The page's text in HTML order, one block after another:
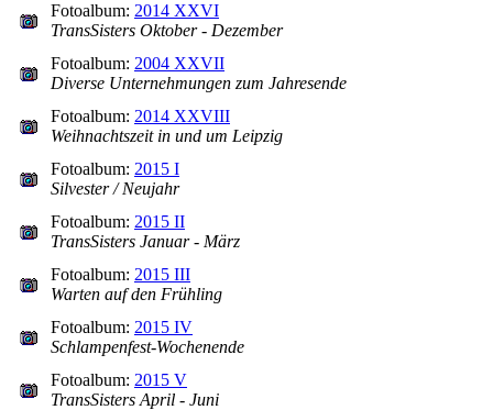
Fotoalbum: 2014 XXVI
TransSisters Oktober - Dezember
Fotoalbum: 2004 XXVII
Diverse Unternehmungen zum Jahresende
Fotoalbum: 2014 XXVIII
Weihnachtszeit in und um Leipzig
Fotoalbum: 2015 I
Silvester / Neujahr
Fotoalbum: 2015 II
TransSisters Januar - März
Fotoalbum: 2015 III
Warten auf den Frühling
Fotoalbum: 2015 IV
Schlampenfest-Wochenende
Fotoalbum: 2015 V
TransSisters April - Juni